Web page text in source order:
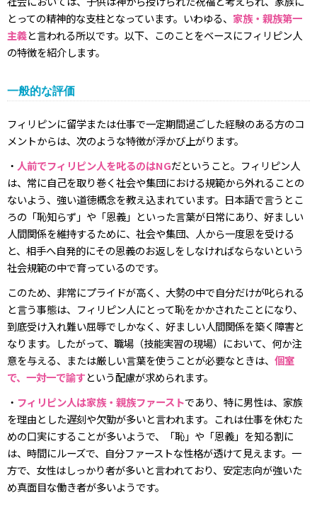
とっての精神的な支柱となっています。いわゆる、 家族・親族第一
主義と言われる所以です。以下、このことをベースにフィリピン人
の特徴を紹介します。
一般的な評価
フィリピンに留学または仕事で一定期間過ごした経験のある方のコ
メントからは、次のような特徴が浮かび上がります。
・ 人前でフィリピン人を叱るのはNGだということ。フィリピン人
は、常に自己を取り巻く社会や集団における規範から外れることの
ないよう、強い道徳概念を教え込まれています。日本語で言うとこ
ろの「恥知らず」や「恩義」といった言葉が日常にあり、好ましい
人間関係を維持するために、社会や集団、人から一度恩を受ける
と、相手へ自発的にその恩義のお返しをしなければならないという
社会規範の中で育っているのです。
このため、非常にプライドが高く、大勢の中で自分だけが叱られる
と言う事態は、フィリピン人にとって恥をかかされたことになり、
到底受け入れ難い屈辱でしかなく、好ましい人間関係を築く障害と
なります。したがって、職場（技能実習の現場）において、何か注
意を与える、または厳しい言葉を使うことが必要なときは、 個室
で、一対一で諭すという配慮が求められます。
・ フィリピン人は家族・親族ファーストであり、特に男性は、家族
を理由とした遅刻や欠勤が多いと言われます。これは仕事を休むた
めの口実にすることが多いようで、「恥」や「恩義」を知る割に
は、時間にルーズで、自分ファーストな性格が透けて見えます。一
方で、女性はしっかり者が多いと言われており、安定志向が強いた
め真面目な働き者が多いようです。